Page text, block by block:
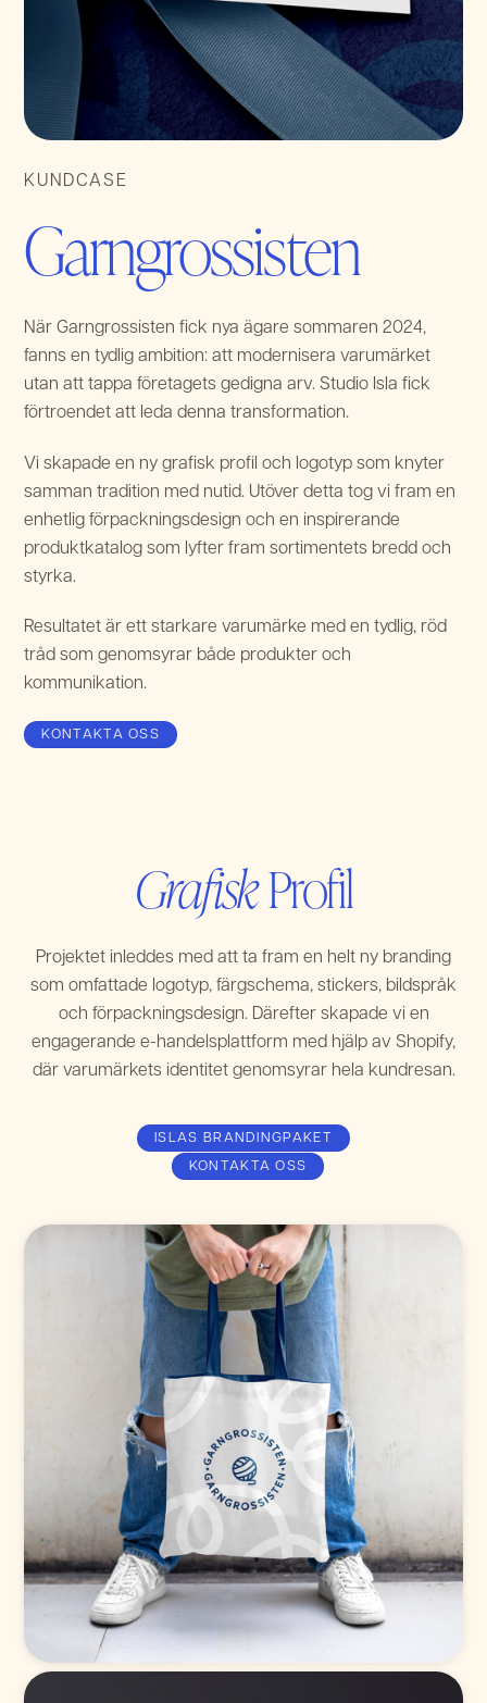
KUNDCASE
Garngrossisten
När Garngrossisten fick nya ägare sommaren 2024,
fanns en tydlig ambition: att modernisera varumärket
utan att tappa företagets gedigna arv. Studio Isla fick
förtroendet att leda denna transformation.
Vi skapade en ny grafisk profil och logotyp som knyter
samman tradition med nutid. Utöver detta tog vi fram en
enhetlig förpackningsdesign och en inspirerande
produktkatalog som lyfter fram sortimentets bredd och
styrka.
Resultatet är ett starkare varumärke med en tydlig, röd
tråd som genomsyrar både produkter och
kommunikation.
KONTAKTA OSS
GrafiskProfil
Projektet inleddes med att ta fram en helt ny branding
som omfattade logotyp, färgschema, stickers, bildspråk
och förpackningsdesign. Därefter skapade vi en
engagerande e-handelsplattform med hjälp av Shopify,
där varumärkets identitet genomsyrar hela kundresan.
ISLAS BRANDINGPAKET
KONTAKTA OSS